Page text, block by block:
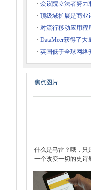
· 众议院立法者努力
· 顶级域扩展是商业
· 对流行移动应用程
· DataMeer获得了
· 英国低于全球网络
焦点图片
什么是马雷？哦，只
一个改变一切的史诗